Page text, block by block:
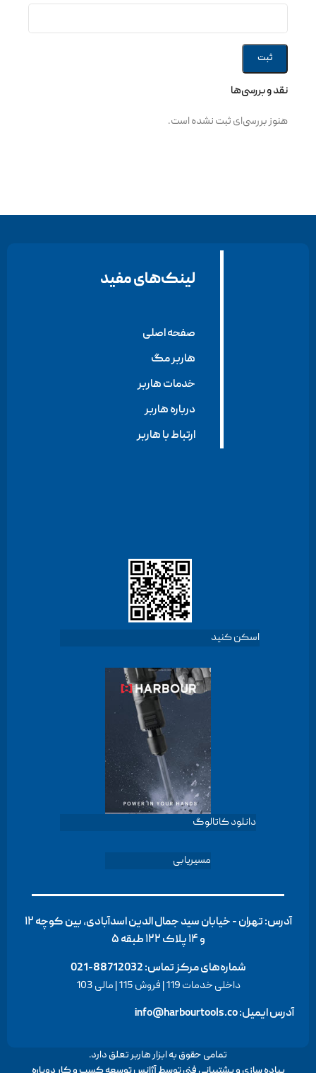
نقد و بررسی‌ها
هنوز بررسی‌ای ثبت نشده است.
لینک‌های مفید
صفحه اصلی
هاربر مگ
خدمات هاربر
درباره هاربر
ارتباط با هاربر
اسکن کنید
دانلود کاتالوگ
مسیریابی
آدرس: تهران - خیابان سید جمال الدین اسدآبادی، بین کوچه ۱۲
و ۱۴ پلاک ۱۲۲ طبقه ۵
شماره‌های مرکز تماس:88712032-021
داخلی خدمات 119 | فروش 115 | مالی 103
آدرس ایمیل: info@harbourtools.co
تمامی حقوق به ابزار هاربر تعلق دارد.